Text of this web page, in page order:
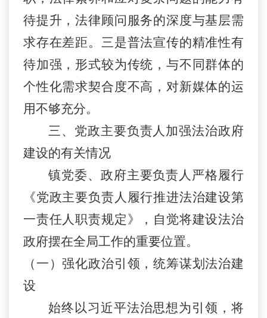
待提升，法律顾问服务的深度与基层需
求存在差距。三是普法宣传的精准性有
待加强，形式较为传统，与不同群体的
个性化需求契合度不高，对新媒体的运
用不够充分。
三、党政主要负责人加强法治政府
建设的有关情况
镇党委、政府主要负责人严格履行
《党政主要负责人履行推进法治建设第
一责任人职责规定》，自觉将建设法治
政府摆在全局工作的重要位置。
（一）强化政治引领，统筹谋划法治建
设
始终以习近平法治思想为引领，将